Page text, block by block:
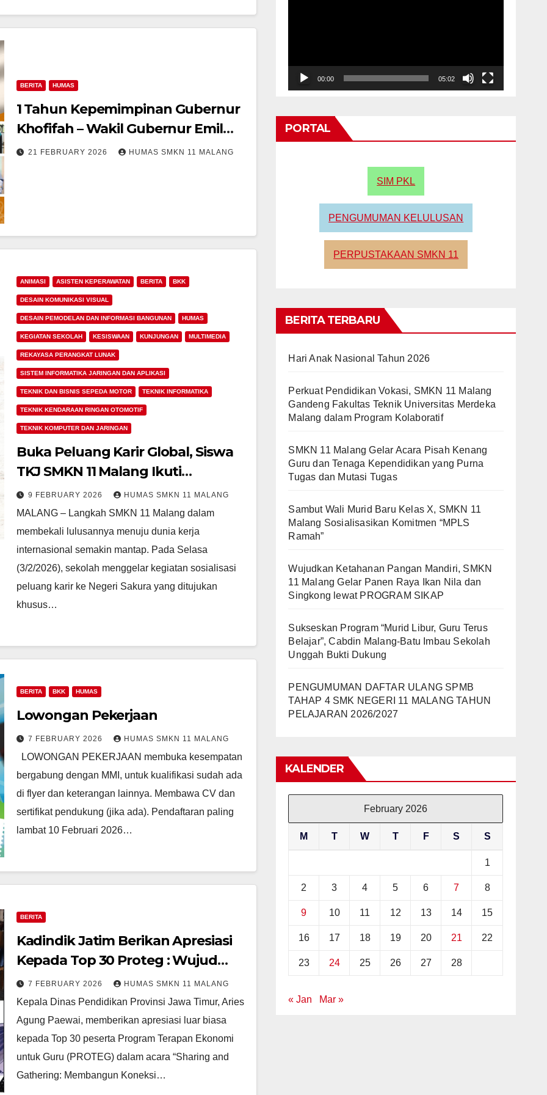
BERITA HUMAS
1 Tahun Kepemimpinan Gubernur
Khofifah – Wakil Gubernur Emil
Dalam Mencapai Visi Jatim Cerdas
21 FEBRUARY 2026 HUMAS SMKN 11 MALANG
ANIMASI ASISTEN KEPERAWATAN BERITA BKK
DESAIN KOMUNIKASI VISUAL
DESAIN PEMODELAN DAN INFORMASI BANGUNAN HUMAS
KEGIATAN SEKOLAH KESISWAAN KUNJUNGAN MULTIMEDIA
REKAYASA PERANGKAT LUNAK
SISTEM INFORMATIKA JARINGAN DAN APLIKASI
TEKNIK DAN BISNIS SEPEDA MOTOR TEKNIK INFORMATIKA
TEKNIK KENDARAAN RINGAN OTOMOTIF
TEKNIK KOMPUTER DAN JARINGAN
Buka Peluang Karir Global, Siswa
TKJ SMKN 11 Malang Ikuti
Sosialisasi Kerja ke Jepang
Bersama PT Prima Duta Sejati
9 FEBRUARY 2026 HUMAS SMKN 11 MALANG
MALANG – Langkah SMKN 11 Malang dalam
membekali lulusannya menuju dunia kerja
internasional semakin mantap. Pada Selasa
(3/2/2026), sekolah menggelar kegiatan sosialisasi
peluang karir ke Negeri Sakura yang ditujukan
khusus…
BERITA BKK HUMAS
Lowongan Pekerjaan
7 FEBRUARY 2026 HUMAS SMKN 11 MALANG
LOWONGAN PEKERJAAN membuka kesempatan
bergabung dengan MMI, untuk kualifikasi sudah ada
di flyer dan keterangan lainnya. Membawa CV dan
sertifikat pendukung (jika ada). Pendaftaran paling
lambat 10 Februari 2026…
BERITA
Kadindik Jatim Berikan Apresiasi
Kepada Top 30 Proteg : Wujud
Nyata Dari Kesuksesan Sejati
7 FEBRUARY 2026 HUMAS SMKN 11 MALANG
Kepala Dinas Pendidikan Provinsi Jawa Timur, Aries
Agung Paewai, memberikan apresiasi luar biasa
kepada Top 30 peserta Program Terapan Ekonomi
untuk Guru (PROTEG) dalam acara “Sharing and
Gathering: Membangun Koneksi…
00:00 05:02
PORTAL
SIM PKL
PENGUMUMAN KELULUSAN
PERPUSTAKAAN SMKN 11
BERITA TERBARU
Hari Anak Nasional Tahun 2026
Perkuat Pendidikan Vokasi, SMKN 11 Malang
Gandeng Fakultas Teknik Universitas Merdeka
Malang dalam Program Kolaboratif
SMKN 11 Malang Gelar Acara Pisah Kenang
Guru dan Tenaga Kependidikan yang Purna
Tugas dan Mutasi Tugas
Sambut Wali Murid Baru Kelas X, SMKN 11
Malang Sosialisasikan Komitmen “MPLS
Ramah”
Wujudkan Ketahanan Pangan Mandiri, SMKN
11 Malang Gelar Panen Raya Ikan Nila dan
Singkong lewat PROGRAM SIKAP
Sukseskan Program “Murid Libur, Guru Terus
Belajar”, Cabdin Malang-Batu Imbau Sekolah
Unggah Bukti Dukung
PENGUMUMAN DAFTAR ULANG SPMB
TAHAP 4 SMK NEGERI 11 MALANG TAHUN
PELAJARAN 2026/2027
KALENDER
February 2026
M T W T F S S
1
2 3 4 5 6 7 8
9 10 11 12 13 14 15
16 17 18 19 20 21 22
23 24 25 26 27 28
« Jan Mar »